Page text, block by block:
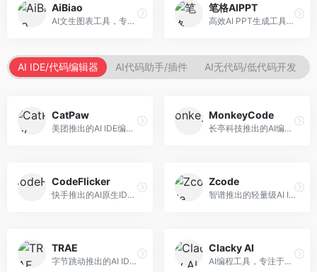
AiBiao
AI文生图表工具，专注于数据可视化展示。面向数据分析师和职场人士，提供图表生成、数据可视化、PPT嵌入等服务，数据展示专业。
笔格AIPPT
高效AI PPT生成工具，专注于演示文稿智能创作。面向职场人士，支持主题输入、内容生成、设计美化等功能，PPT制作效率高。
AI IDE/代码编辑器 AI代码助手/插件 AI无代码/低代码开发
CatPaw
美团推出的AI IDE编程工具，专注于本地开发生态。面向开发者，提供智能代码补全、代码生成、项目管理等服务，本地开发体验好。
MonkeyCode
长亭科技推出的AI编程助手，专注于安全开发。面向开发者，提供代码生成、安全检测、漏洞修复等服务，安全开发能力强。
CodeFlicker
快手推出的AI原生IDE，专注于短视频相关开发。面向快手生态开发者，提供代码生成、调试辅助等服务，与快手开发生态深度整合。
Zcode
智谱推出的轻量级AI IDE，基于GLM模型。面向开发者，提供智能代码补全、代码生成、错误检测等服务，中文编程支持好。
TRAE
字节跳动推出的AI IDE编程工具，深度集成大模型能力。面向开发者，提供智能代码补全、代码解释、重构优化等服务，编程效率显著提升。
Clacky AI
AI编程工具，专注于代码智能生成与优化。面向开发者，提供代码生成、代码重构、错误修复等服务，编程效率高。